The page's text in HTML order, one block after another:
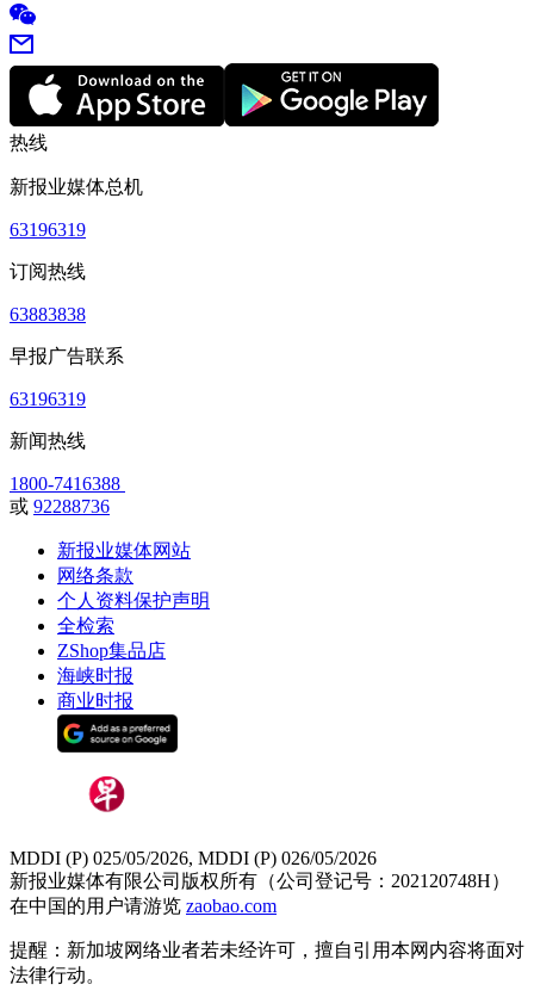
热线
新报业媒体总机
63196319
订阅热线
63883838
早报广告联系
63196319
新闻热线
1800-7416388
或 92288736
新报业媒体网站
网络条款
个人资料保护声明
全检索
ZShop集品店
海峡时报
商业时报
MDDI (P) 025/05/2026, MDDI (P) 026/05/2026
新报业媒体有限公司版权所有（公司登记号：202120748H）
在中国的用户请游览 zaobao.com
提醒：新加坡网络业者若未经许可，擅自引用本网内容将面对
法律行动。